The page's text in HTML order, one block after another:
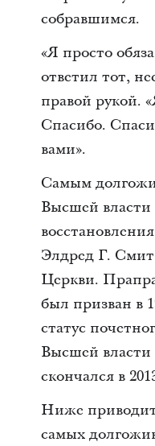
собравшимся.
«Я просто
ответил тот,
правой рукой.
Спасибо.
вами».
Самым
Высшей власти
Элдред Г.
Церкви.
был призван в
статус
Высшей власти
скончался в
Ниже
самых